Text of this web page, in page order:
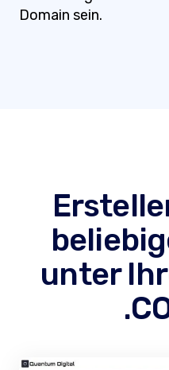
Domain sein.
unter